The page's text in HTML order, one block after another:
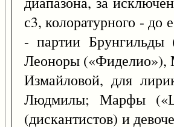
с3, колоратурного - до
- партии Брунгильды
Леоноры («Фиделио»),
Измайловой, для
Людмилы; Марфы
(дискантистов) и